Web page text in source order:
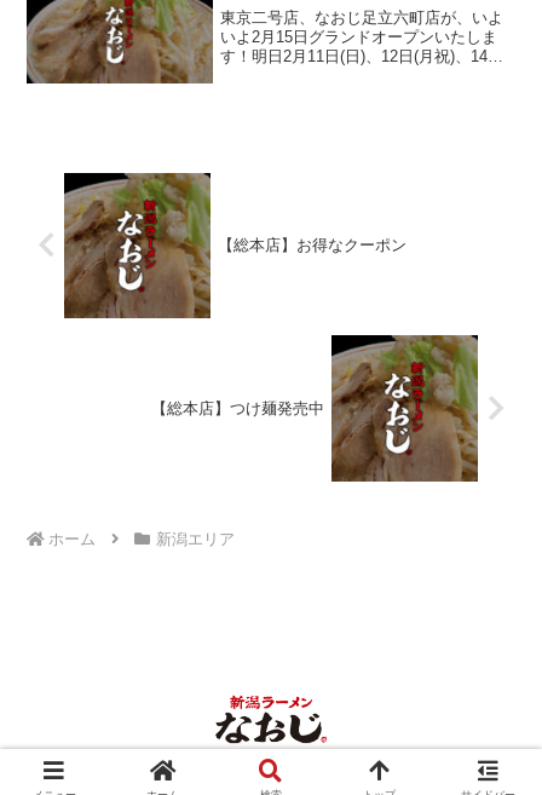
東京二号店、なおじ足立六町店が、いよ
いよ2月15日グランドオープンいたしま
す！明日2月11日(日)、12日(月祝)、14日
【総本店】お得なクーポン
【総本店】つけ麺発売中
ホーム 新潟エリア
© 2017 なおじNEWS.